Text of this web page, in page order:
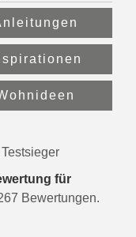
für
Bewertungen.